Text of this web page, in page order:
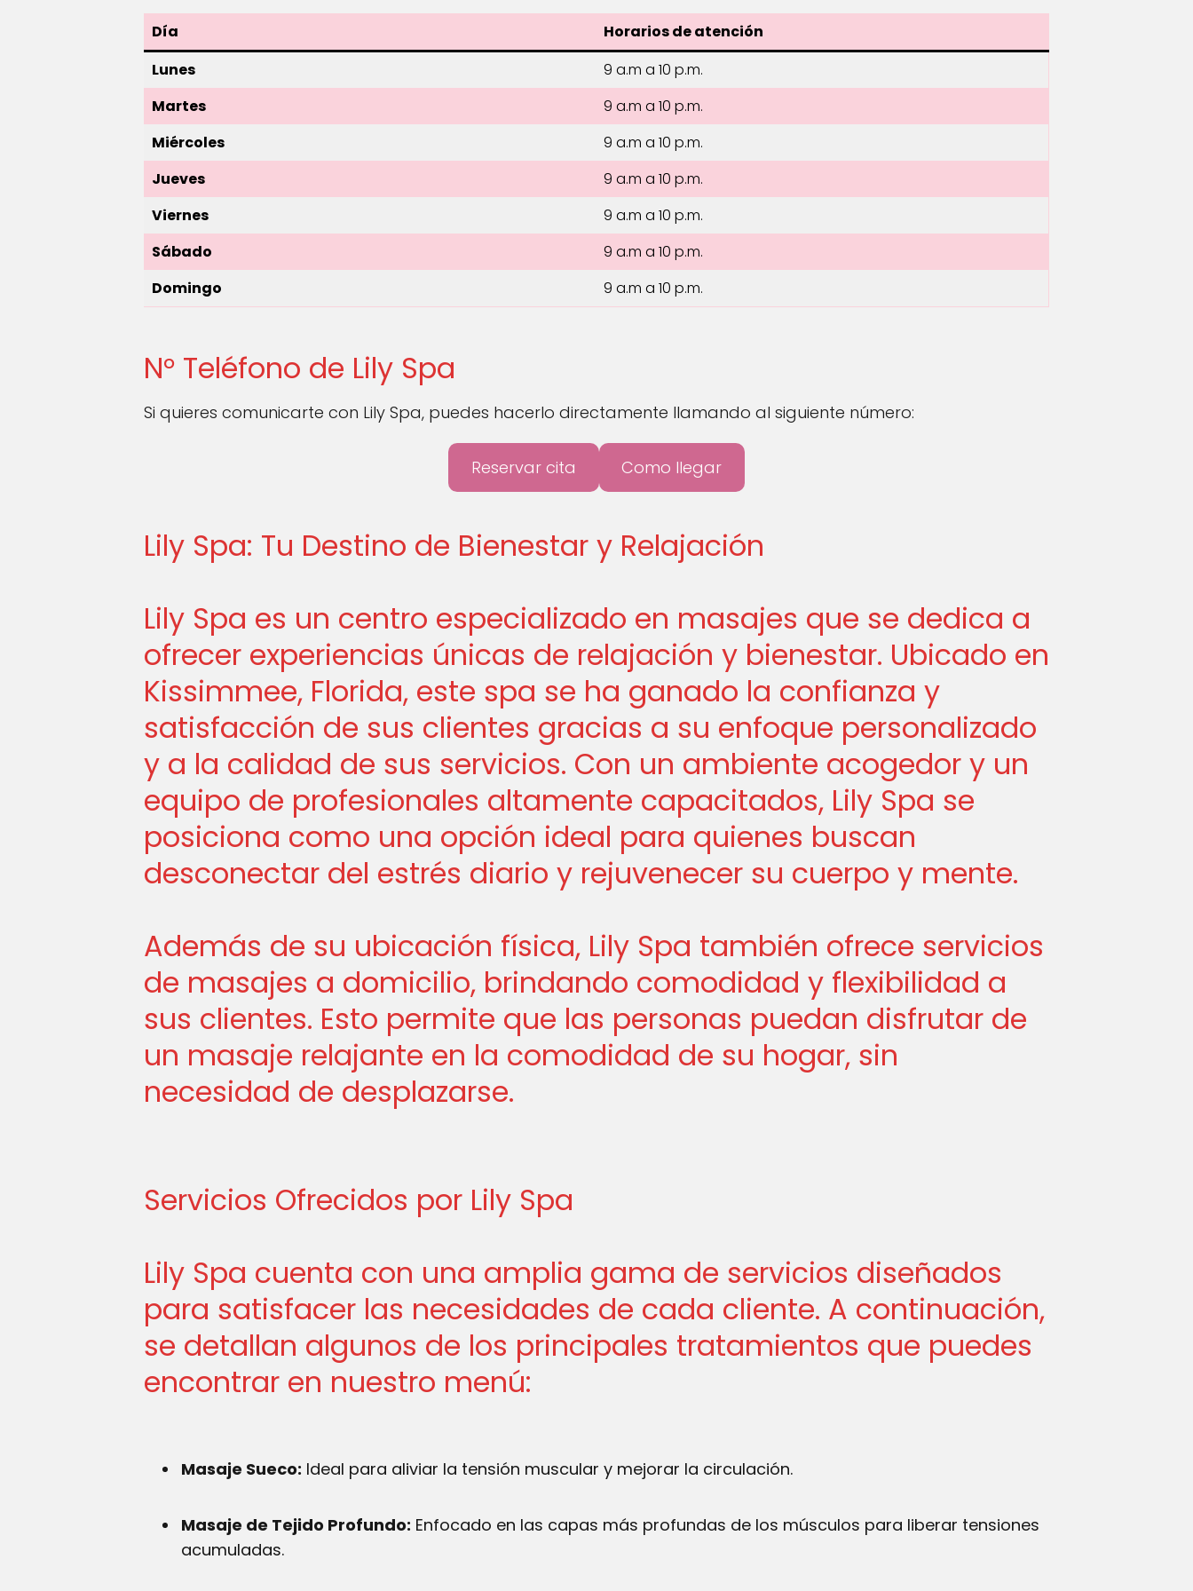
Día
Horarios de atención
Lunes
9 a.m a 10 p.m.
Martes
9 a.m a 10 p.m.
Miércoles
9 a.m a 10 p.m.
Jueves
9 a.m a 10 p.m.
Viernes
9 a.m a 10 p.m.
Sábado
9 a.m a 10 p.m.
Domingo
9 a.m a 10 p.m.
N° Teléfono de Lily Spa
Si quieres comunicarte con Lily Spa, puedes hacerlo directamente llamando al siguiente número:
Reservar cita Como llegar
Lily Spa: Tu Destino de Bienestar y Relajación
Lily Spa es un centro especializado en masajes que se dedica a
ofrecer experiencias únicas de relajación y bienestar. Ubicado en
Kissimmee, Florida, este spa se ha ganado la confianza y
satisfacción de sus clientes gracias a su enfoque personalizado
y a la calidad de sus servicios. Con un ambiente acogedor y un
equipo de profesionales altamente capacitados, Lily Spa se
posiciona como una opción ideal para quienes buscan
desconectar del estrés diario y rejuvenecer su cuerpo y mente.
Además de su ubicación física, Lily Spa también ofrece servicios
de masajes a domicilio, brindando comodidad y flexibilidad a
sus clientes. Esto permite que las personas puedan disfrutar de
un masaje relajante en la comodidad de su hogar, sin
necesidad de desplazarse.
Servicios Ofrecidos por Lily Spa
Lily Spa cuenta con una amplia gama de servicios diseñados
para satisfacer las necesidades de cada cliente. A continuación,
se detallan algunos de los principales tratamientos que puedes
encontrar en nuestro menú:
Masaje Sueco: Ideal para aliviar la tensión muscular y mejorar la circulación.
Masaje de Tejido Profundo: Enfocado en las capas más profundas de los músculos para liberar tensiones
acumuladas.